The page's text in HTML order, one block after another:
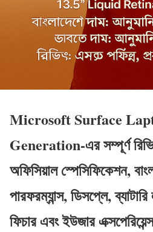
Microsoft Surface
Generation-এর সম্পূর্ণ
অফিসিয়াল স্পেসিফিকেশন,
পারফরম্যান্স, ডিসপ্লে,
ফিচার এবং ইউজার